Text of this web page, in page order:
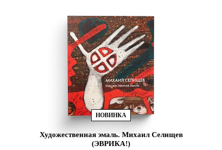
НОВИНКА
Художественная эмаль. Михаил Селищев
(ЭВРИКА!)